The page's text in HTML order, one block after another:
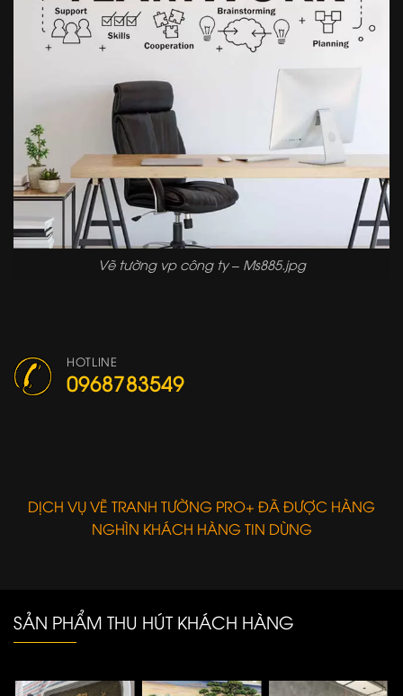
Vẽ tường vp công ty – Ms885.jpg
HOTLINE
0968783549
DỊCH VỤ VẼ TRANH TƯỜNG PRO+ ĐÃ ĐƯỢC HÀNG
NGHÌN KHÁCH HÀNG TIN DÙNG
SẢN PHẨM THU HÚT KHÁCH HÀNG